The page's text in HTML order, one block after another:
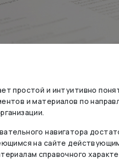
простой и интуитивно
и материалов по
навигатора
на сайте
справочного